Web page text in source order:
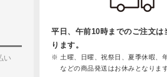
い
平日、午前10時までのご注文は
ります。
土曜、日曜、祝祭日、夏季休暇、
などの商品発送はお休みとなります